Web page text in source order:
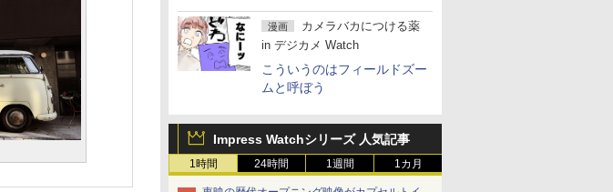
漫画
カメラバカにつける薬
in デジカメ Watch
こういうのはフィールドズー
ムと呼ぼう
Impress Watchシリーズ 人気記事
1時間 24時間 1週間 1カ月